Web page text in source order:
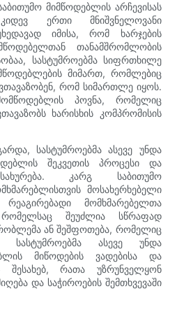
მიმწოდებლის არჩევისას
კიდევ ერთი მნიშვნელოვანი
იმისა, რომ ხარჯების
თანამშრომლობის
სასტუმროებმა სიფრთხილე
მიმართ, რომლებიც
რომ სიმართლე იყოს.
პოვნა, რომელიც
ხარისხის კომპრომისის
სასტუმროებმა ასევე უნდა
შეკვეთის პროცესი და
კარგ საბითუმო
მოსახერხებელი
მომხმარებელთა
რომელსაც შეუძლია სწრაფად
ან შეშფოთება, რომელიც
სასტუმროებმა ასევე უნდა
მიწოდების ვადებისა და
შესახებ, რათა უზრუნველყონ
და საჭიროების შემთხვევაში